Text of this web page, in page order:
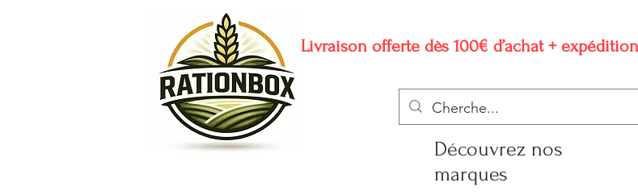
Découvrez nos
marques
Livraison offerte dès 100€ d’achat +